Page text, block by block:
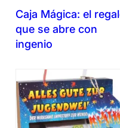
Caja Mágica: el
que se abre con
ingenio